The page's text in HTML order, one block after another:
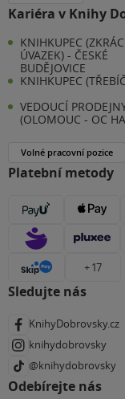
Kariéra v Knihy
KNIHKUPEC
ÚVAZEK) - ČESKÉ
BUDĚJOVICE
KNIHKUPEC
VEDOUCÍ
(OLOMOUC - OC
Volné pracovní pozice
Platební metody
+ 17
Sledujte nás
KnihyDobrovsky.cz
knihydobrovsky
@knihydobrovsky
Odebírejte nás